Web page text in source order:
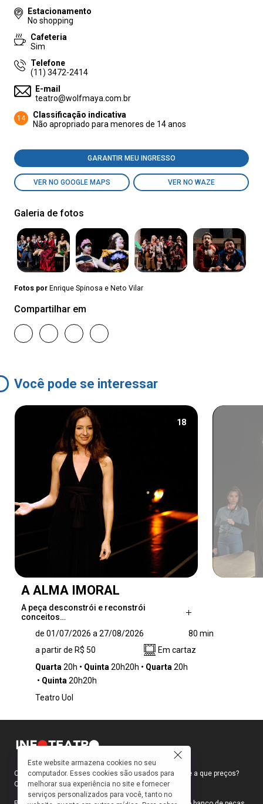
Estacionamento
No shopping
Cafeteria
Sim
Telefone
(11) 3472-2414
E-mail
teatro@wolfmaya.com.br
14
Classificação indicativa
Não apropriado para menores de 14 anos
GARANTIR MEU INGRESSO
VER NO GOOGLE MAPS VER NO WAZE
Galeria de fotos
Fotos por Enrique Spinosa e Neto Vilar
Compartilhar em
Você pode se interessar
18
A ALMA IMORAL
A peça desconstrói e reconstrói
conceitos…
milenares da história da civilização - corpo e
alma, certo e errado, traidor e traído,
obediência e desobediência. Sozinha no palco,
Clarice Niskier conta histórias e parábolas da
cadeira e um grande pano preto que,
mantos, vestidos, burcas. O espaço cênico
concebido por Luis Martins é limpo e remete a
um longo corredor em perspectiva.
de 01/07/2026 a 27/08/2026
80 min
a partir de R$ 50
Em cartaz
Quarta 20h Quinta 20h20h Quarta 20h
Quinta 20h20h
Teatro Uol
Como faço para ir ao teatro? Onde compro ingressos e a que preços?
Quais peças estão em cartaz?
Este website armazena cookies no seu
computador. Esses cookies são usados para
melhorar sua experiência no site e fornecer
serviços personalizados para você, tanto no